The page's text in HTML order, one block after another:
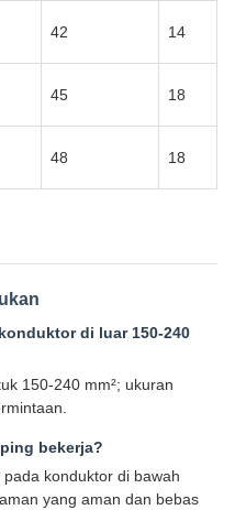
42 14
45 18
48 18
di luar 150-240
150-240 mm²; ukuran
bekerja?
konduktor di bawah
yang aman dan bebas